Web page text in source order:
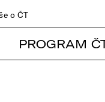
o ČT
PROGRAM